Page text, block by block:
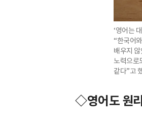
‘영어는
“한국어
배우지
노력으로
같다”고
◇영어도 원